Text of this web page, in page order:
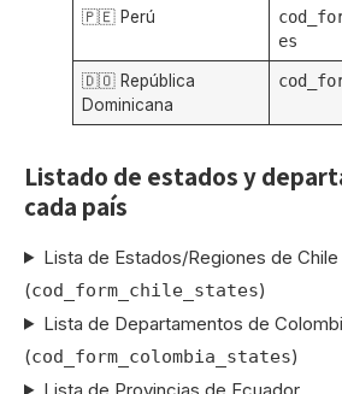
🇵🇪 Perú
es
🇩🇴 República
Dominicana
Listado de estados y
cada país
Lista de Estados/Regiones de Chile
(cod_form_chile_states)
Lista de Departamentos de
(cod_form_colombia_states)